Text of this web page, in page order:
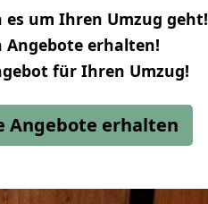
um Ihren Umzug geht!
Angebote erhalten!
für Ihren Umzug!
Angebote erhalten